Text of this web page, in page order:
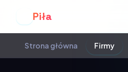
Piła
Strona główna Firmy